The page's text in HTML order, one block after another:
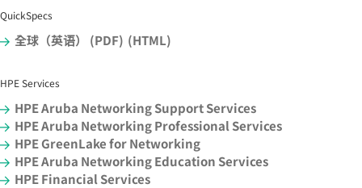
QuickSpecs
全球（英语） (PDF) (HTML)
HPE Services
HPE Aruba Networking Support Services
HPE Aruba Networking Professional Services
HPE GreenLake for Networking
HPE Aruba Networking Education Services
HPE Financial Services